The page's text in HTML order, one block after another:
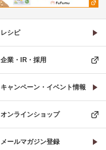
レシピ
企業・IR・採用
キャンペーン・イベント情報
オンラインショップ
メールマガジン登録